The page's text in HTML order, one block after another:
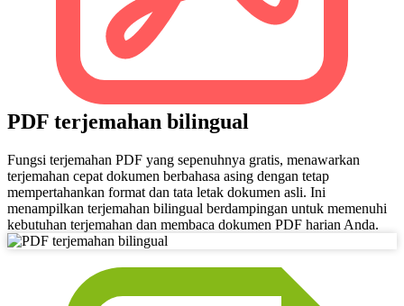
PDF terjemahan bilingual
Fungsi terjemahan PDF yang sepenuhnya gratis, menawarkan
terjemahan cepat dokumen berbahasa asing dengan tetap
mempertahankan format dan tata letak dokumen asli. Ini
menampilkan terjemahan bilingual berdampingan untuk memenuhi
kebutuhan terjemahan dan membaca dokumen PDF harian Anda.